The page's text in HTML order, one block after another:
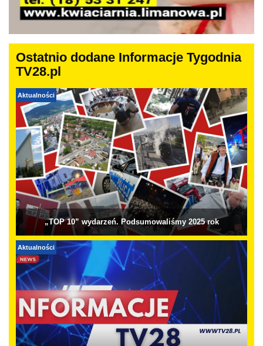
Ostatnio dodane Informacje Tygodnia
TV28.pl
Aktualności
„TOP 10” wydarzeń. Podsumowaliśmy 2025 rok
Aktualności